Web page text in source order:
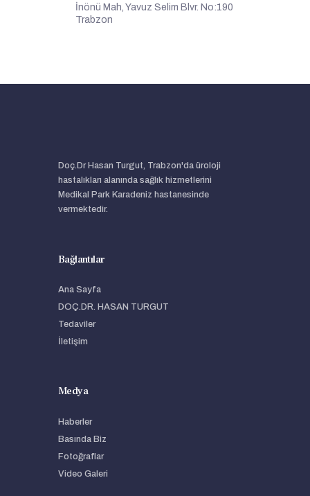
İnönü Mah, Yavuz Selim Blvr. No:190
Trabzon
Doç.Dr Hasan Turgut, Trabzon'da üroloji
hastalıkları alanında sağlık hizmetlerini
Medikal Park Karadeniz hastanesinde
vermektedir.
Bağlantılar
Ana Sayfa
DOÇ.DR. HASAN TURGUT
Tedaviler
İletişim
Medya
Haberler
Basında Biz
Fotoğraflar
Video Galeri